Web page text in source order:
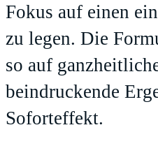
Fokus auf einen
zu legen. Die
so auf
beindruckende
Soforteffekt.